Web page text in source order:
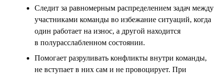
Следит за равномерным распределением задач между
участниками команды во избежание ситуаций, когда
один работает на износ, а другой находится
в полурасслабленном состоянии.
Помогает разруливать конфликты внутри команды,
не вступает в них сам и не провоцирует. При